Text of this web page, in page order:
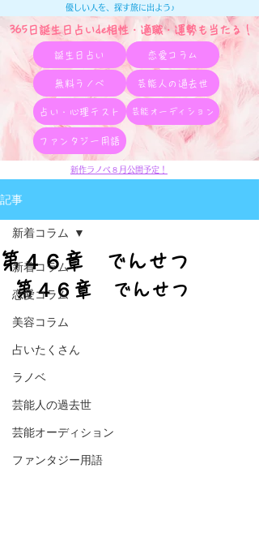
365日誕生日占いde相性・適職・​運勢も当たる！
優しい人を、探す旅に出よう♪
誕生日占い 恋愛コラム
無料ラノベ 芸能人の過去世
占い・心理テスト 芸能オーディション
ファンタジー用語
新作ラノベ８月公開予定！
記事
新着コラム
恋愛コラム
美容コラム
占いたくさん
ラノベ
芸能人の過去世
芸能オーディション
ファンタジー用語
新着コラム
第４６章 でんせつ
第４６章　でんせつ